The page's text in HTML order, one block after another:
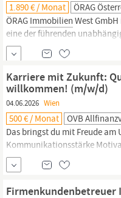
1.890 € / Monat ÖRAG
ÖRAG Immobilien West
eine der führenden
Österreichs und steht in
unabhängige
Liegenschafts- und
Immobilienvermittlung.Bei
Immobilien- im Mittelpunkt
Karriere mit Zukunft:
willkommen! (m/w/d)
04.06.2026 Wien
500 € / Monat OVB
Das bringst du mit Freude am
Kommunikationsstärke
Zuverlässigkeit und
in Wort und Schrift (mind. B2)
Firmenkundenbetreuer